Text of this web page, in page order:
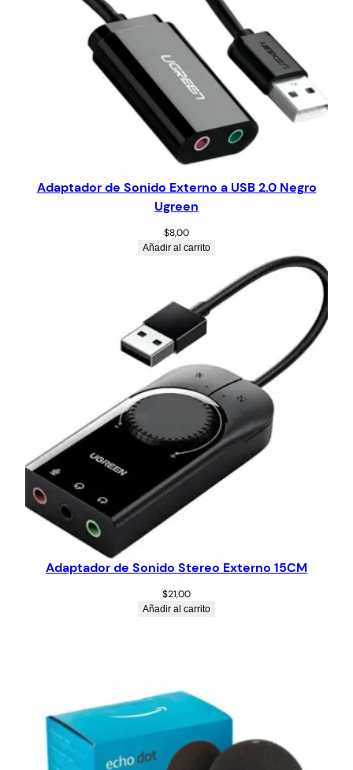
Adaptador de Sonido Externo a USB 2.0 Negro
Ugreen
$8,00
Añadir al carrito
Adaptador de Sonido Stereo Externo 15CM
$21,00
Añadir al carrito